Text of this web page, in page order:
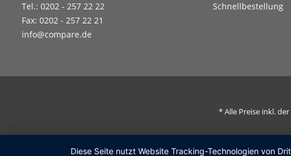
Tel.: 0202 - 257 22 22
Fax: 0202 - 257 22 21
info@compare.de
Schnellbestellung
* Alle Preise inkl.
Diese Seite nutzt Website Tracking-Technologien von